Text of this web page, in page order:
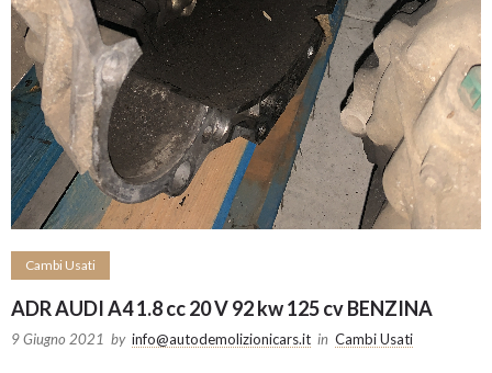
Cambi Usati
ADR AUDI A4 1.8 cc 20 V 92 kw 125 cv BENZINA
9 Giugno 2021 by info@autodemolizionicars.it in Cambi Usati